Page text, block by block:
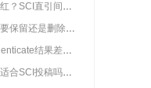
CrossCheck规范引用还标红？SCI直引间接引用无需修改情况详解
CrossCheck查重参考文献要保留还是删除？90%小白都做错的细节
SCI投稿CrossCheck和iThenticate结果差距大吗？SCI查重误差真实数据
CrossCheck查重准不准？适合SCI投稿吗？实测准确率+适配场景全解析